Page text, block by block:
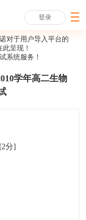
登录
对于用户导入平台的
呈现！
系统服务！
学年高二生物
[2分]